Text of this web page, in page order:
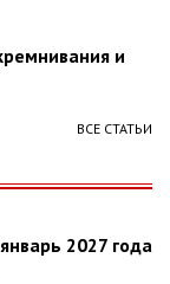
и
ВСЕ СТАТЬИ
2027 года